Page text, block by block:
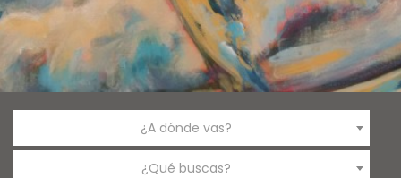
¿A dónde vas?
¿Qué buscas?